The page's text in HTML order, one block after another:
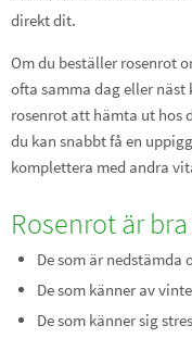
direkt dit.
Om du beställer rosenrot
ofta samma dag eller
rosenrot att hämta ut hos
du kan snabbt få en
komplettera med andra
Rosenrot är
De som är nedstämda
De som känner av
De som känner sig